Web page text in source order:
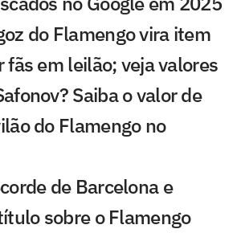
do Flamengo vira item
em leilão; veja valores
Saiba o valor de
do Flamengo no
de Barcelona e
sobre o Flamengo